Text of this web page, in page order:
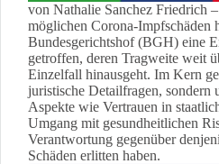
von Nathalie Sanchez Friedrich
möglichen Corona-Impfschäden
Bundesgerichtshof (BGH) eine
getroffen, deren Tragweite weit
Einzelfall hinausgeht. Im Kern
juristische Detailfragen, sondern
Aspekte wie Vertrauen in
Umgang mit gesundheitlichen
Verantwortung gegenüber
Schäden erlitten haben.